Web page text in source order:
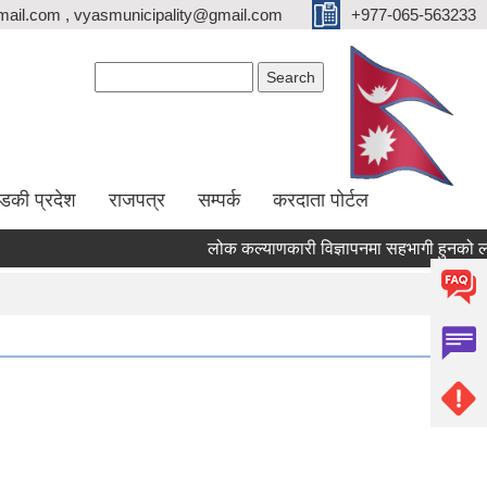
, vyasmunicipality@gmail.com +977-065-563233
प्रदेश राजपत्र सम्पर्क करदाता पोर्टल
लोक कल्याणकारी विज्ञापनमा सहभागी हुनको